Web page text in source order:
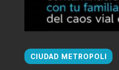
CIUDAD METROPOLI